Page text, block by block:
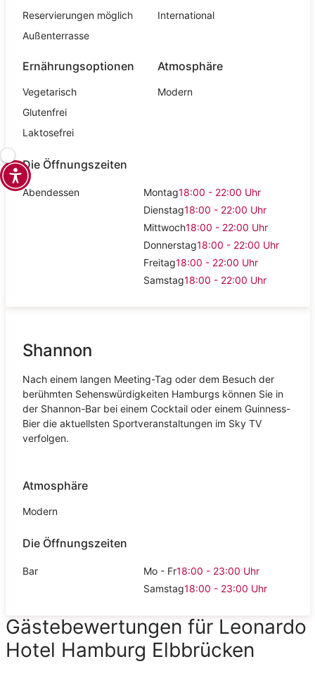
Reservierungen möglich
Außenterrasse
International
Ernährungsoptionen
Vegetarisch
Glutenfrei
Laktosefrei
Atmosphäre
Modern
Die Öffnungszeiten
Abendessen Montag18:00 - 22:00 Uhr
Dienstag18:00 - 22:00 Uhr
Mittwoch18:00 - 22:00 Uhr
Donnerstag18:00 - 22:00 Uhr
Freitag18:00 - 22:00 Uhr
Samstag18:00 - 22:00 Uhr
Shannon
Nach einem langen Meeting-Tag oder dem Besuch der
berühmten Sehenswürdigkeiten Hamburgs können Sie in
der Shannon-Bar bei einem Cocktail oder einem Guinness-
Bier die aktuellsten Sportveranstaltungen im Sky TV
verfolgen.
Atmosphäre
Modern
Die Öffnungszeiten
Bar Mo - Fr18:00 - 23:00 Uhr
Samstag18:00 - 23:00 Uhr
Gästebewertungen für Leonardo
Hotel Hamburg Elbbrücken